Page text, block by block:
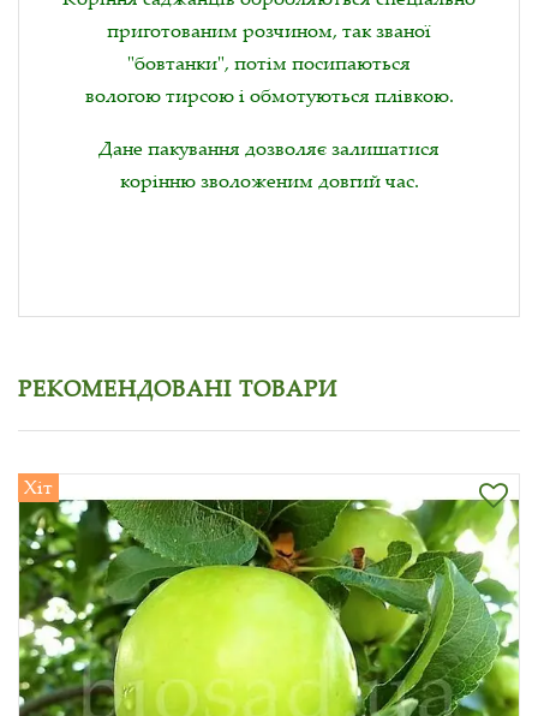
приготованим розчином, так званої
"бовтанки", потім посипаються
вологою тирсою і обмотуються плівкою.
Дане пакування дозволяє залишатися
корінню зволоженим довгий час.
РЕКОМЕНДОВАНІ ТОВАРИ
Хіт